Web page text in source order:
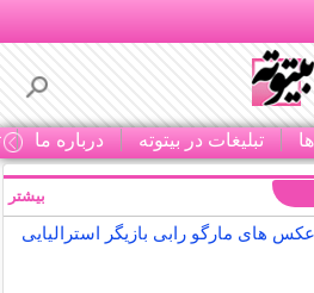
تبلیغات در بیتوته درباره ما
های مارگو رابی بازیگر استرالیایی
بیشتر